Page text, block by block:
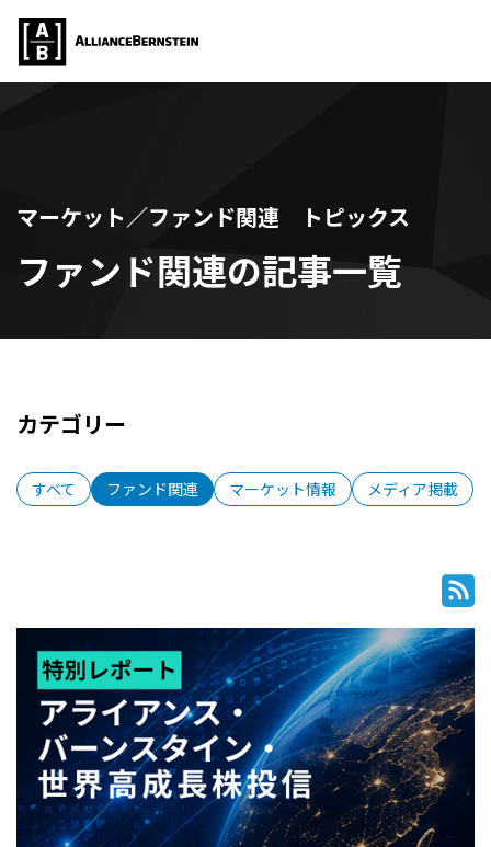
マーケット／ファンド関連 トピックス
ファンド関連の記事一覧
カテゴリー
すべて ファンド関連 マーケット情報 メディア掲載